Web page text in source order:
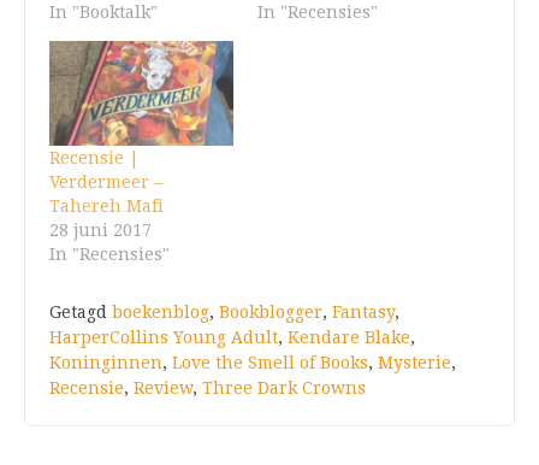
In "Booktalk"
In "Recensies"
Recensie |
Verdermeer –
Tahereh Mafi
28 juni 2017
In "Recensies"
Getagd boekenblog, Bookblogger, Fantasy,
HarperCollins Young Adult, Kendare Blake,
Koninginnen, Love the Smell of Books, Mysterie,
Recensie, Review, Three Dark Crowns